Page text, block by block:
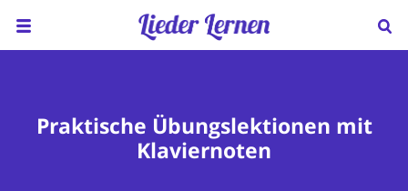
Über uns
Praktische Übungslektionen mit
Klaviernoten